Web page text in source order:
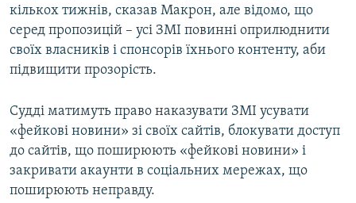
кількох тижнів, сказав Макрон, але відомо, що
серед пропозицій – усі ЗМІ повинні оприлюднити
своїх власників і спонсорів їхнього контенту, аби
підвищити прозорість.
Судді матимуть право наказувати ЗМІ усувати
«фейкові новини» зі своїх сайтів, блокувати доступ
до сайтів, що поширюють «фейкові новини» і
закривати акаунти в соціальних мережах, що
поширюють неправду.